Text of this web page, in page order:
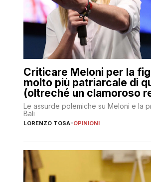
Criticare Meloni per la
molto più patriarcale di
(oltreché un clamoroso
Le assurde polemiche su Meloni e la
Bali
LORENZO TOSA-OPINIONI